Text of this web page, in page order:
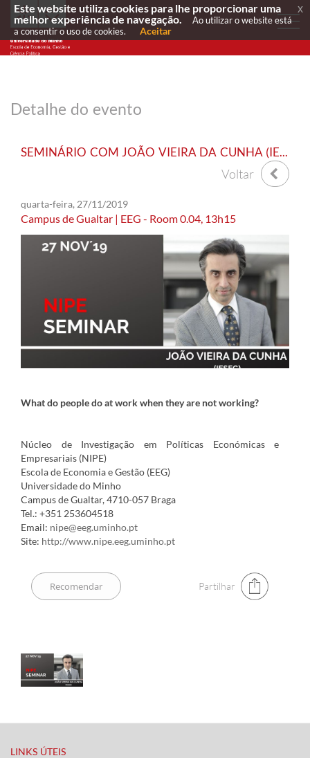
Detalhe do evento
SEMINÁRIO COM JOÃO VIEIRA DA CUNHA (IESEG)
Voltar
quarta-feira, 27/11/2019
Campus de Gualtar | EEG - Room 0.04, 13h15
What do people do at work when they are not working?
Núcleo de Investigação em Políticas Económicas e
Empresariais (NIPE)
Escola de Economia e Gestão (EEG)
Universidade do Minho
Campus de Gualtar, 4710-057 Braga
Tel.: +351 253604518
Email: nipe@eeg.uminho.pt
Site: http://www.nipe.eeg.uminho.pt
Partilhar
LINKS ÚTEIS​
Este website utiliza cookies para lhe proporcionar uma
melhor experiência de navegação.
Ao utilizar o website está
a consentir o uso de cookies.
Aceitar
x